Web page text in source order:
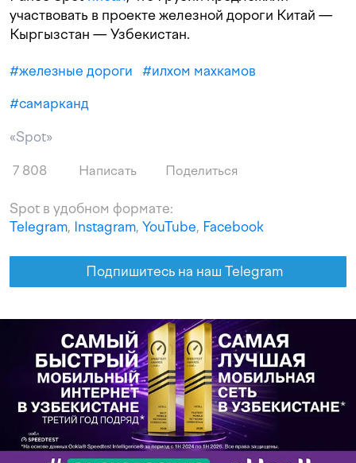
участвовать в проекте железной дороги Китай —
Кыргызстан — Узбекистан.
#железные дороги #илхом махкамов
#самарканд
«Spot»
7 808 Написать Поделиться
Spot в удобном формате:
Telegram, Instagram, YouTube, Facebook
Подпишитесь на наш Telegram